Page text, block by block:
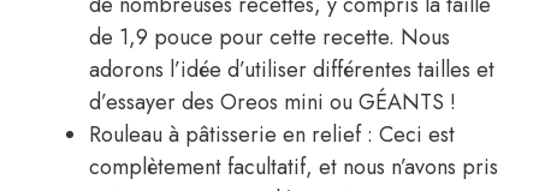
de 1,9 pouce pour cette recette. Nous
adorons l’idée d’utiliser différentes tailles et
d’essayer des Oreos mini ou GÉANTS !
Rouleau à pâtisserie en relief : Ceci est
complètement facultatif, et nous n’avons pris